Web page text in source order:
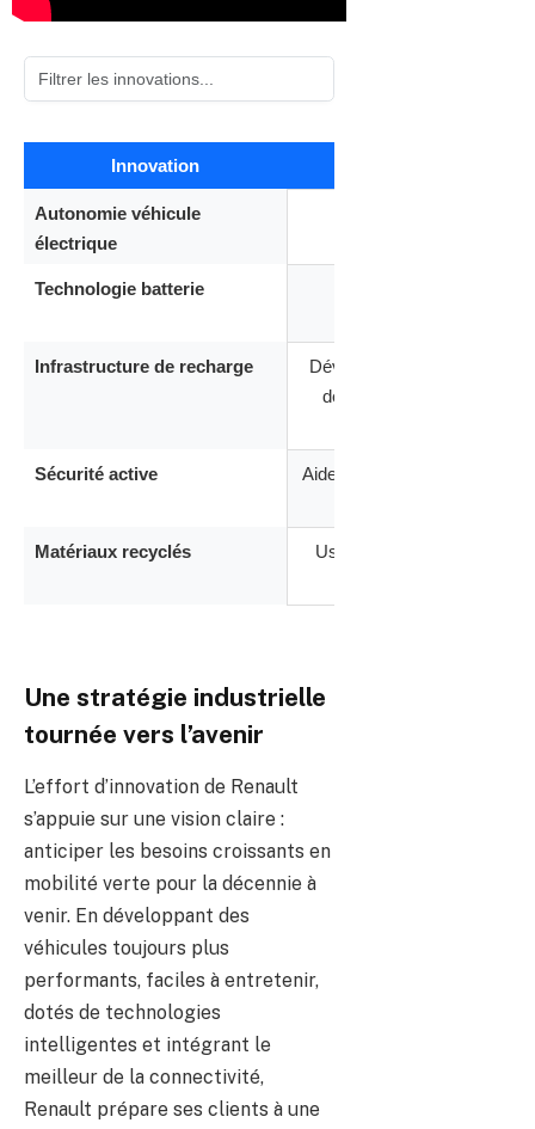
Tableau
comparatif
innovations
Tesla
pour
Innovation
Autonomie véhicule
électrique
Technologie batterie
Infrastructure de recharge
Développement
dédiée poids
Sécurité active
Aide à la conduite
Matériaux recyclés Usage intensif
Une stratégie industrielle
tournée vers l’avenir
L’effort d’innovation de Renault
s’appuie sur une vision claire :
anticiper les besoins croissants en
mobilité verte pour la décennie à
venir. En développant des
véhicules toujours plus
performants, faciles à entretenir,
dotés de technologies
intelligentes et intégrant le
meilleur de la connectivité,
Renault prépare ses clients à une